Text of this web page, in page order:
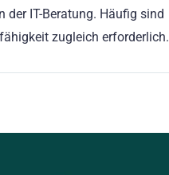
der IT-Beratung. Häufig sind
zugleich erforderlich.